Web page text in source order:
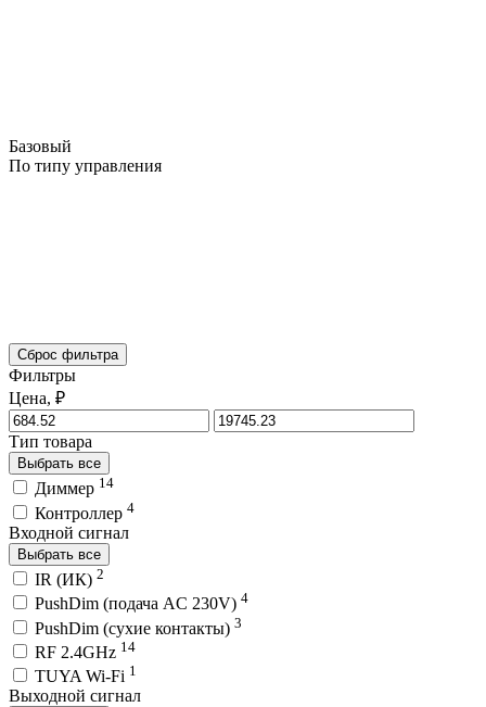
Базовый
По типу управления
Сброс фильтра
Фильтры
Цена, ₽
Тип товара
Выбрать все
Диммер 14
Контроллер 4
Входной сигнал
Выбрать все
IR (ИК) 2
PushDim (подача AC 230V) 4
PushDim (сухие контакты) 3
RF 2.4GHz 14
TUYA Wi-Fi 1
Выходной сигнал